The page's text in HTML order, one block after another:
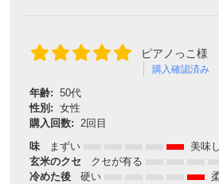
ピアノっこ様
購入確認済み
年齢: 50代
性別: 女性
購入回数:
2回目
味
まずい
美味
玄米のクセ
クセが有る
冷めた後
硬い